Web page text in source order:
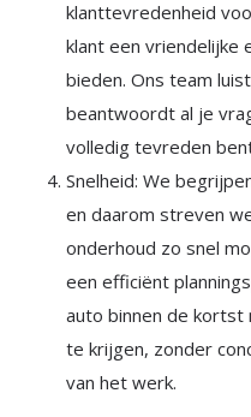
klanttevredenheid
klant een vriendelijke
bieden. Ons team
beantwoordt al je
volledig tevreden
Snelheid: We
en daarom streven
onderhoud zo snel
een efficiënt
auto binnen de
te krijgen, zonder
van het werk.